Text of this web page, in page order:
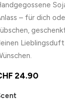
– für dich
24.90